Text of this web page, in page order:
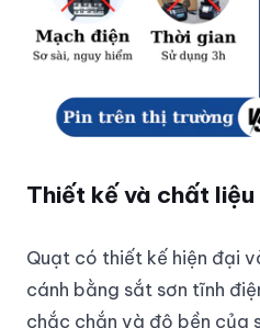
Thiết kế và chất liệu
Quạt có thiết kế hiện đại
cánh bằng sắt sơn tĩnh
chắc chắn và độ bền của